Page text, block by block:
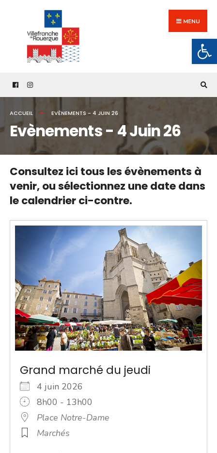
content
MENU
ACCUEIL EVÈNEMENTS - 4 JUIN 26
Evènements - 4 Juin 26
Consultez ici tous les évènements à
venir,ou sélectionnez une date dans
le calendrier ci-contre.
Grand marché du jeudi
4 juin 2026
8h00 - 13h00
Place Notre-Dame
Marchés